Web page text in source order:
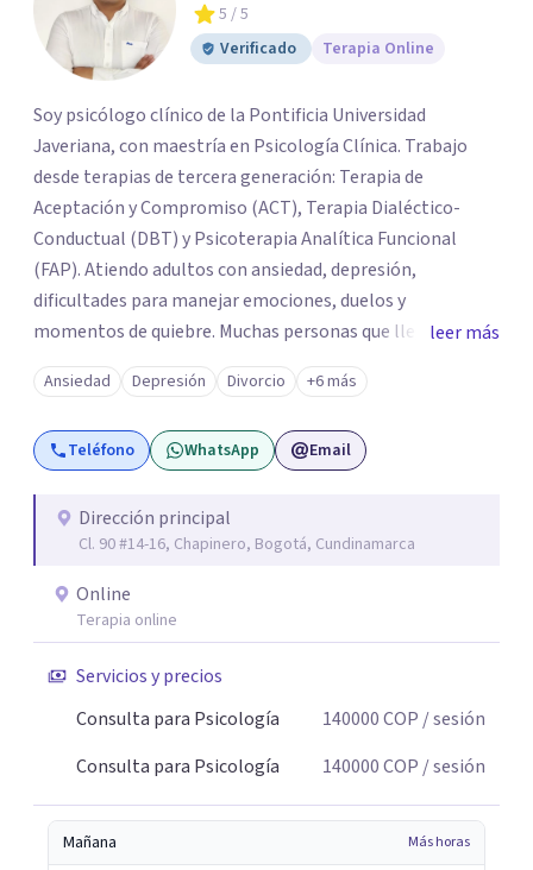
5 / 5
Verificado
Terapia Online
Soy psicólogo clínico de la Pontificia Universidad
Javeriana, con maestría en Psicología Clínica. Trabajo
desde terapias de tercera generación: Terapia de
Aceptación y Compromiso (ACT), Terapia Dialéctico-
Conductual (DBT) y Psicoterapia Analítica Funcional
(FAP). Atiendo adultos con ansiedad, depresión,
dificultades para manejar emociones, duelos y
momentos de quiebre. Muchas personas que llegan a
consulta no solo cargan con un síntoma: sienten que sus
propias reacciones emocionales les complican más la
vida. Desde ahí trabajamos. No busco eliminar el
malestar a la fuerza. Prefiero entender qué lo sostiene y
forma presencial y también online.
leer más
Ansiedad Depresión Divorcio +6 más
Teléfono WhatsApp Email
Dirección principal
Cl. 90 #14-16, Chapinero, Bogotá, Cundinamarca
Online
Terapia online
Servicios y precios
Consulta para Psicología
140000COP / sesión
Consulta para Psicología
140000COP / sesión
Mañana Más horas